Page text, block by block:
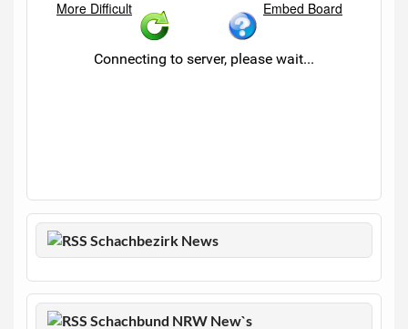
Schachbezirk News
Schachbund NRW New`s